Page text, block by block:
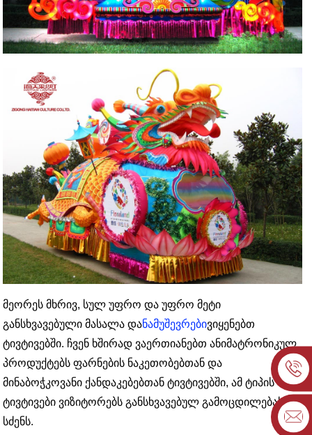
მეორეს მხრივ, სულ უფრო და უფრო მეტი
განსხვავებული მასალა დანამუშევრებივიყენებთ
ტივტივებში. ჩვენ ხშირად ვაერთიანებთ ანიმატრონიკულ
პროდუქტებს ფარნების ნაკეთობებთან და
მინაბოჭკოვანი ქანდაკებებთან ტივტივებში, ამ ტიპის
ტივტივები ვიზიტორებს განსხვავებულ გამოცდილებას
სძენს.